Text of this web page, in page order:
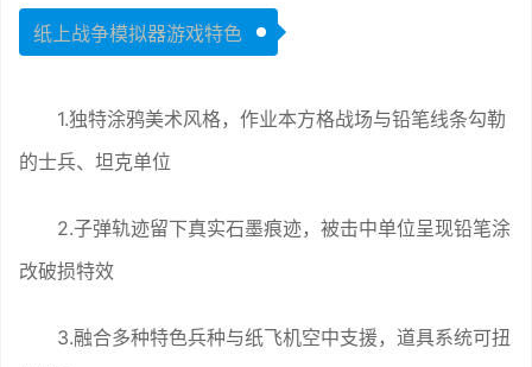
纸上战争模拟器游戏特色
1.独特涂鸦美术风格，作业本方格战场与铅笔线条勾勒
的士兵、坦克单位
2.子弹轨迹留下真实石墨痕迹，被击中单位呈现铅笔涂
改破损特效
3.融合多种特色兵种与纸飞机空中支援，道具系统可扭